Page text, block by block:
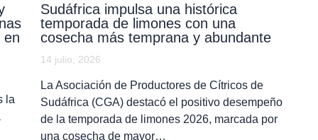
en
la
Sudáfrica impulsa una histórica
temporada de limones con una
cosecha más temprana y abundante
14 julio, 2026
La Asociación de Productores de Cítricos de
Sudáfrica (CGA) destacó el positivo desempeño
de la temporada de limones 2026, marcada por
una cosecha de mayor…